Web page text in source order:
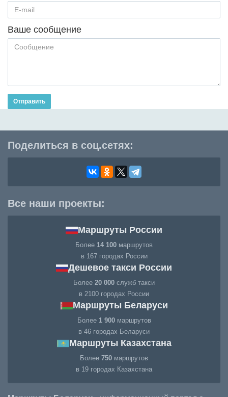
Ваше сообщение
Отправить
Поделиться в соц.сетях:
Все наши проекты:
Маршруты России
Более 14 100 маршрутов
в 167 городах России
Дешевое такси России
Более 20 000 служб такси
в 2100 городах России
Маршруты Беларуси
Более 1 900маршрутов
в 46 городах Беларуси
Маршруты Казахстана
Более 750 маршрутов
в 19 городах Казахстана